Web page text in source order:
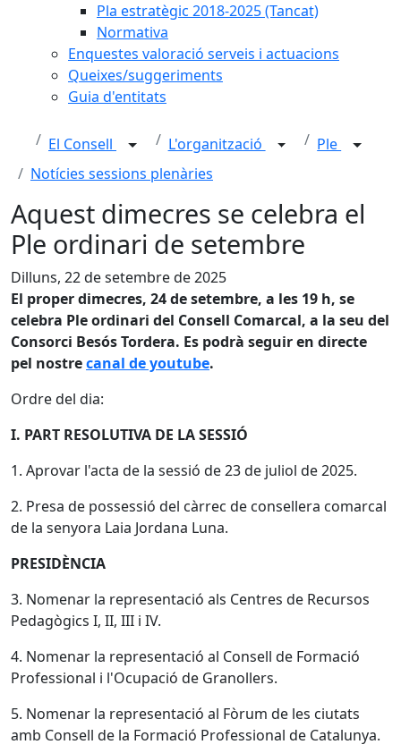
Pla estratègic 2018-2025 (Tancat)
Normativa
Enquestes valoració serveis i actuacions
Queixes/suggeriments
Guia d'entitats
El Consell L'organització
Ple
Notícies sessions plenàries
Aquest dimecres se celebra el
Ple ordinari de setembre
Dilluns, 22 de setembre de 2025
El proper dimecres, 24 de setembre, a les 19 h, se
celebra Ple ordinari del Consell Comarcal, a la seu del
Consorci Besós Tordera. Es podrà seguir en directe
pel nostrecanal de youtube.
Ordre del dia:
I. PART RESOLUTIVA DE LA SESSIÓ
1. Aprovar l'acta de la sessió de 23 de juliol de 2025.
2. Presa de possessió del càrrec de consellera comarcal
de la senyora Laia Jordana Luna.
PRESIDÈNCIA
3. Nomenar la representació als Centres de Recursos
Pedagògics I, II, III i IV.
4. Nomenar la representació al Consell de Formació
Professional i l'Ocupació de Granollers.
5. Nomenar la representació al Fòrum de les ciutats
amb Consell de la Formació Professional de Catalunya.